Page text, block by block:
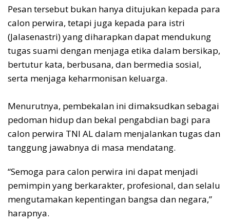
Pesan tersebut bukan hanya ditujukan kepada para
calon perwira, tetapi juga kepada para istri
(Jalasenastri) yang diharapkan dapat mendukung
tugas suami dengan menjaga etika dalam bersikap,
bertutur kata, berbusana, dan bermedia sosial,
serta menjaga keharmonisan keluarga.
Menurutnya, pembekalan ini dimaksudkan sebagai
pedoman hidup dan bekal pengabdian bagi para
calon perwira TNI AL dalam menjalankan tugas dan
tanggung jawabnya di masa mendatang.
“Semoga para calon perwira ini dapat menjadi
pemimpin yang berkarakter, profesional, dan selalu
mengutamakan kepentingan bangsa dan negara,”
harapnya.